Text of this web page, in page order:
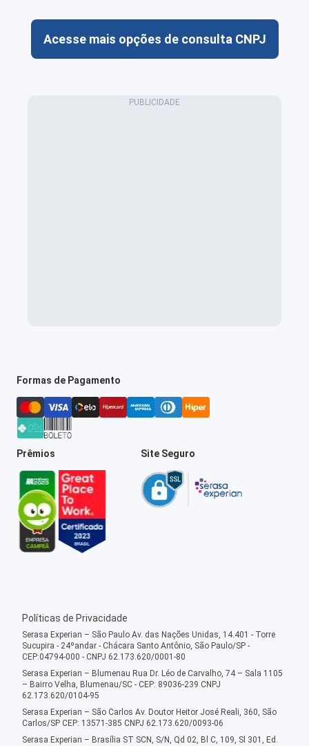
Acesse mais opções de consulta CNPJ
Formas de Pagamento
Prêmios Site Seguro
Políticas de Privacidade
Serasa Experian – São Paulo Av. das Nações Unidas, 14.401 - Torre
Sucupira - 24ºandar - Chácara Santo Antônio, São Paulo/SP -
CEP:04794-000 - CNPJ 62.173.620/0001-80
Serasa Experian – Blumenau Rua Dr. Léo de Carvalho, 74 – Sala 1105
– Bairro Velha, Blumenau/SC - CEP: 89036-239 CNPJ
62.173.620/0104-95
Serasa Experian – São Carlos Av. Doutor Heitor José Reali, 360, São
Carlos/SP CEP: 13571-385 CNPJ 62.173.620/0093-06
Serasa Experian – Brasília ST SCN, S/N, Qd 02, Bl C, 109, Sl 301, Ed.